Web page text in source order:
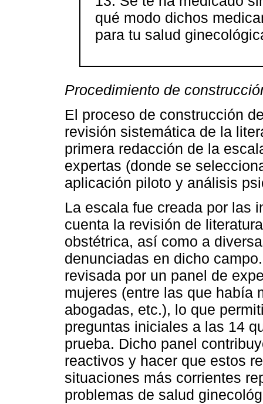
qué modo dichos
para tu salud
Procedimiento de
El proceso de construcción
revisión sistemática de la
primera redacción de la
expertas (donde se
aplicación piloto y análisis
La escala fue creada por las
cuenta la revisión de
obstétrica, así como a
denunciadas en dicho
revisada por un panel de
mujeres (entre las que había
abogadas, etc.), lo que
preguntas iniciales a las 14
prueba. Dicho panel
reactivos y hacer que estos
situaciones más corrientes
problemas de salud